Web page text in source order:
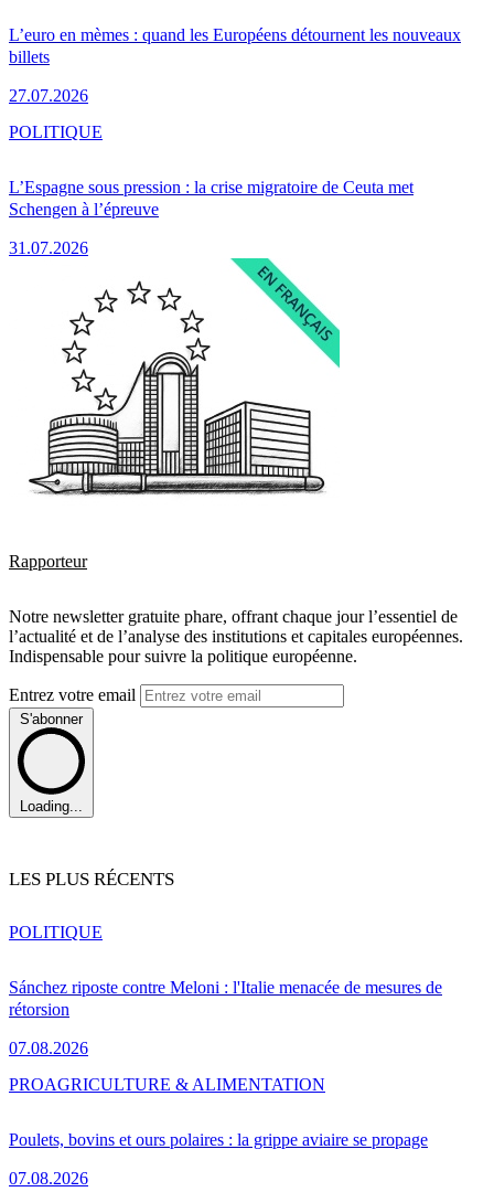
L’euro en mèmes : quand les Européens détournent les nouveaux
billets
27.07.2026
L’Espagne sous pression : la crise migratoire de Ceuta met
Schengen à l’épreuve
31.07.2026
POLITIQUE
Rapporteur
Notre newsletter gratuite phare, offrant chaque jour l’essentiel de
l’actualité et de l’analyse des institutions et capitales européennes.
Indispensable pour suivre la politique européenne.
Entrez votre email
S'abonner
Loading...
LES PLUS RÉCENTS
Sánchez riposte contre Meloni : l'Italie menacée de mesures de
rétorsion
07.08.2026
POLITIQUE
Poulets, bovins et ours polaires : la grippe aviaire se propage
07.08.2026
PROAGRICULTURE & ALIMENTATION